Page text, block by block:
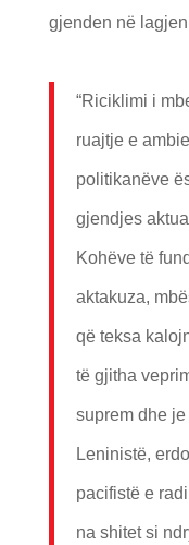
gjenden në lagjen
“Riciklimi i
ruajtje e
politikanëve
gjendjes
Kohëve të
aktakuza,
që teksa
të gjitha
suprem dhe je
Leninistë,
pacifistë e
na shitet si